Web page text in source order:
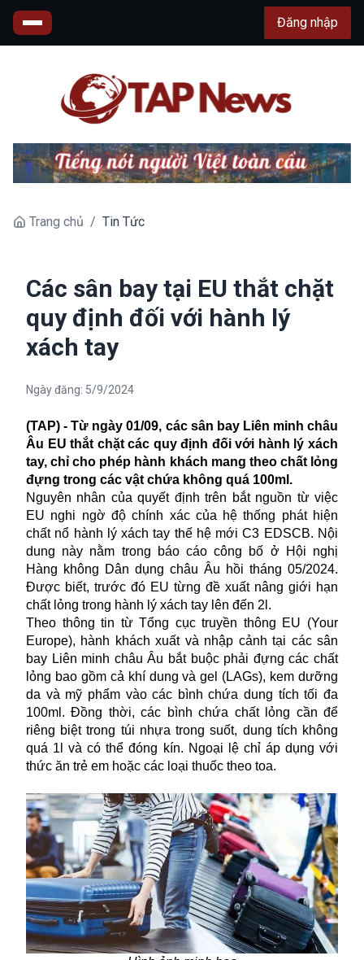
Đăng nhập
Trang chủ / Tin Tức
Các sân bay tại EU thắt chặt
quy định đối với hành lý
xách tay
Ngày đăng: 5/9/2024
(TAP) - Từ ngày 01/09, các sân bay Liên minh châu
Âu EU thắt chặt các quy định đối với hành lý xách
tay, chỉ cho phép hành khách mang theo chất lỏng
đựng trong các vật chứa không quá 100ml.
Nguyên nhân của quyết định trên bắt nguồn từ việc
EU nghi ngờ độ chính xác của hệ thống phát hiện
chất nổ hành lý xách tay thế hệ mới C3 EDSCB. Nội
dung này nằm trong báo cáo công bố ở Hội nghị
Hàng không Dân dụng châu Âu hồi tháng 05/2024.
Được biết, trước đó EU từng đề xuất nâng giới hạn
chất lỏng trong hành lý xách tay lên đến 2l.
Theo thông tin từ Tổng cục truyền thông EU (Your
Europe), hành khách xuất và nhập cảnh tại các sân
bay Liên minh châu Âu bắt buộc phải đựng các chất
lỏng bao gồm cả khí dung và gel (LAGs), kem dưỡng
da và mỹ phẩm vào các bình chứa dung tích tối đa
100ml. Đồng thời, các bình chứa chất lỏng cần để
riêng biệt trong túi nhựa trong suốt, dung tích không
quá 1l và có thể đóng kín. Ngoại lệ chỉ áp dụng với
thức ăn trẻ em hoặc các loại thuốc theo toa.